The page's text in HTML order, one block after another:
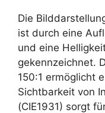
Die
ist durch eine
und eine
gekennzeichnet.
150:1 ermöglicht
Sichtbarkeit von
(CIE1931) sorgt